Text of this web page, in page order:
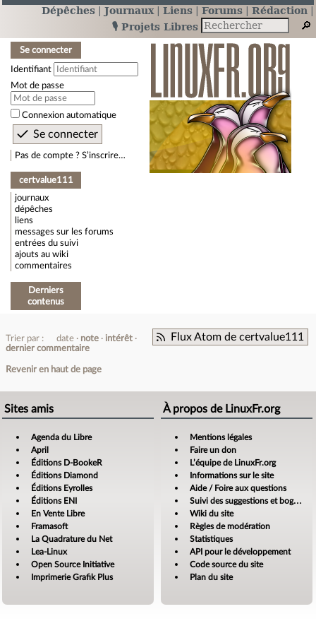
Dépêches Journaux Liens Forums
Rédaction
🎙️ Projets Libres
Se connecter
Identifiant
Mot de passe
Connexion automatique
Pas de compte ? S’inscrire…
certvalue111
journaux
dépêches
liens
messages sur les forums
entrées du suivi
ajouts au wiki
commentaires
Derniers
contenus
Flux Atom de certvalue111
Trier par : date note
intérêt
dernier commentaire
Revenir en haut de page
Sites amis
Agenda du Libre
April
Éditions D-BookeR
Éditions Diamond
Éditions Eyrolles
Éditions ENI
En Vente Libre
Framasoft
La Quadrature du Net
Lea-Linux
Open Source Initiative
Imprimerie Grafik Plus
À propos de LinuxFr.org
Mentions légales
Faire un don
L’équipe de LinuxFr.org
Informations sur le site
Aide / Foire aux questions
Suivi des suggestions et bogues
Wiki du site
Règles de modération
Statistiques
API pour le développement
Code source du site
Plan du site